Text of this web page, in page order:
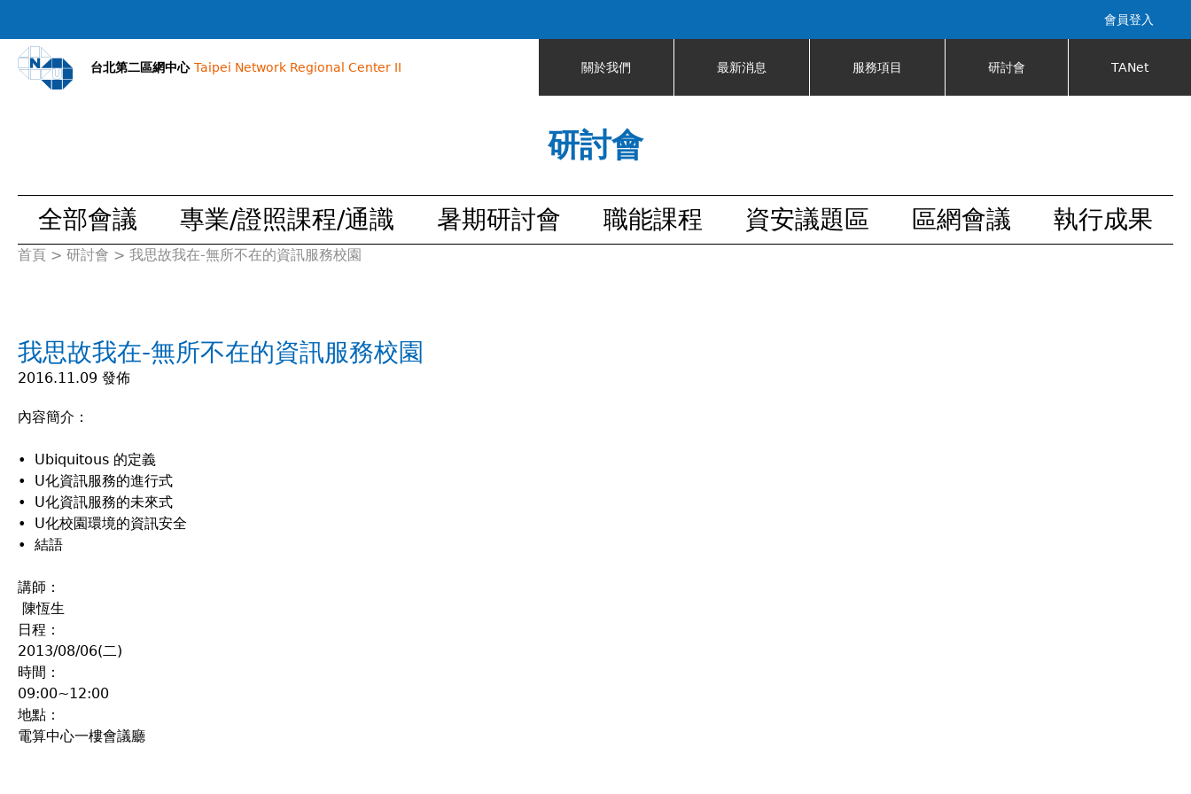
會員登入
台北第二區網中心 Taipei Network Regional Center II 關於我們 最新消息 服務項目 研討會 TANet
研討會
全部會議 專業/證照課程/通識 暑期研討會 職能課程 資安議題區 區網會議 執行成果
您
這
首頁 > 研討會 > 我思故我在-無所不在的資訊服務校園
我思故我在-無所不在的資訊服務校園
2016.11.09 發佈
內容簡介：
• Ubiquitous 的定義
• U化資訊服務的進行式
• U化資訊服務的未來式
• U化校園環境的資訊安全
• 結語
講師：
陳恆生
日程：
2013/08/06(二)
時間：
09:00~12:00
地點：
電算中心一樓會議廳